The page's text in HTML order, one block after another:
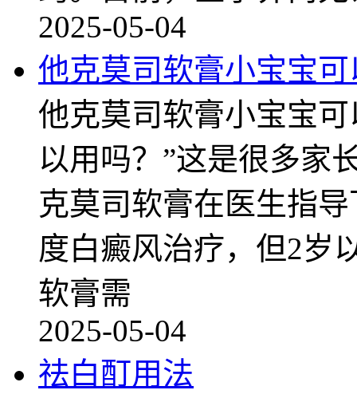
2025-05-04
他克莫司软膏小宝宝
他克莫司软膏小宝宝
以用吗？”这是很多家
克莫司软膏在医生指
度白癜风治疗，但2岁
软膏需
2025-05-04
祛白酊用法